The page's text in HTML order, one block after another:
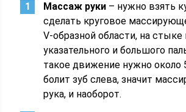
Массаж руки – нужно взять
сделать круговое
V-образной области, на стыке
указательного и большого
такое движение нужно около
болит зуб слева, значит
рука, и наоборот.